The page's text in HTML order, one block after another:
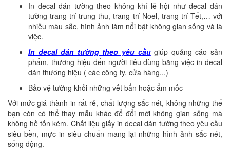
In decal dán tường theo không khí lễ hội như decal dán
tường trang trí trung thu, trang trí Noel, trang trí Tết,… với
nhiều màu sắc, hình ảnh làm nổi bật không gian sống và là
việc.
In decal dán tường theo yêu cầugiúp quảng cáo sản
phẩm, thương hiệu đến người tiêu dùng bằng việc in decal
dán thương hiệu ( các công ty, cửa hàng...)
Bảo vệ tường khỏi những vết bẩn hoặc ẩm mốc
Với mức giá thành in rất rẻ, chất lượng sắc nét, không những thế
bạn còn có thể thay mẫu khác để đổi mới không gian sống mà
không hề tốn kém. Chất liệu giấy in decal dán tường theo yêu cầu
siêu bền, mực in siêu chuẩn mang lại những hình ảnh sắc nét,
sống động.